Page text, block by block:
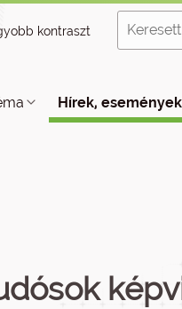
kontraszt
Hírek, események